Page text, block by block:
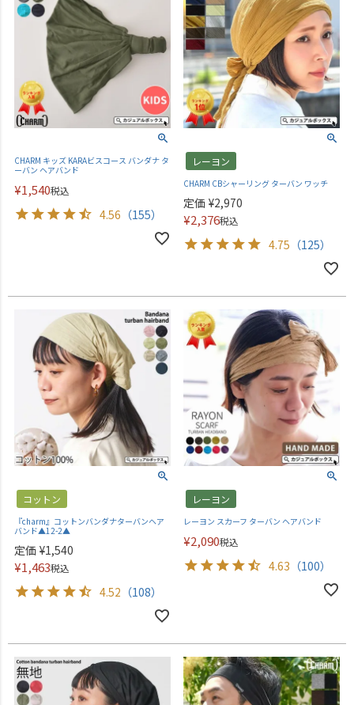
CHARM キッズ KARAビスコース バンダナ タ
ーバン ヘアバンド
¥1,540税込
4.56 （155）
レーヨン
CHARM CBシャーリング ターバン ワッチ
定価 ¥2,970
¥2,376税込
4.75 （125）
コットン
『charm』コットンバンダナターバンヘア
バンド▲12-2▲
定価 ¥1,540
¥1,463税込
4.52 （108）
レーヨン
レーヨン スカーフ ターバン ヘアバンド
¥2,090税込
4.63 （100）